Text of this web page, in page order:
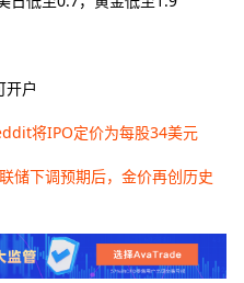
开户
将IPO定价为每股34美元
储下调预期后，金价再创历史